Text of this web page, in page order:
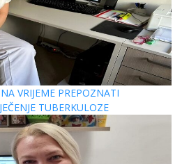
VRIJEME PREPOZNATI
TUBERKULOZE